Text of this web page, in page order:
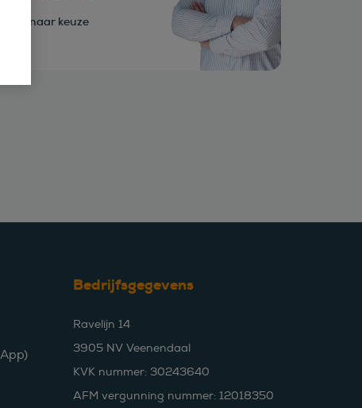
naar keuze
Bedrijfsgegevens
Ravelijn 14
3905 NV Veenendaal
KVK nummer: 30243640
AFM vergunning nummer: 12018350